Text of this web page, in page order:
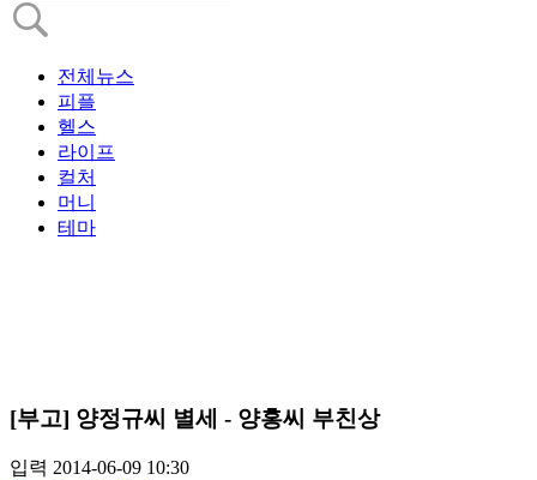
전체뉴스
피플
헬스
라이프
컬처
머니
테마
[부고] 양정규씨 별세 - 양홍씨 부친상
입력 2014-06-09 10:30